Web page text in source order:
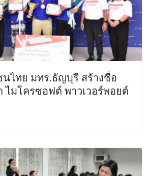
นไทย มทร.ธัญบุรี สร้างชื่อ
ไมโครซอฟต์ พาวเวอร์พอยต์